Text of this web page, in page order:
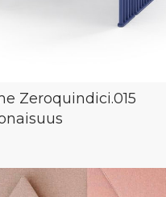
Zeroquindici.015